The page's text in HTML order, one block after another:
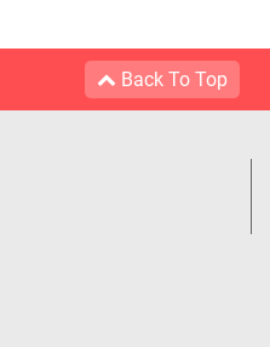
Back To Top